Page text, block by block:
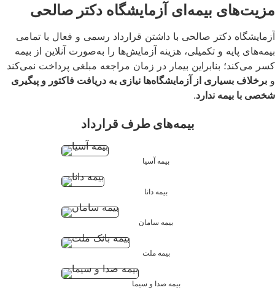
مزیت‌های بیمه‌ای آزمایشگاه دکتر صالحی
آزمایشگاه دکتر صالحی با داشتن قرارداد رسمی و فعال با تمامی
بیمه‌های پایه و تکمیلی، هزینه آزمایش‌ها را به‌صورت آنلاین از بیمه
کسر می‌کند؛ بنابراین بیمار در زمان مراجعه مبلغی پرداخت نمی‌کند
و برخلاف بسیاری از آزمایشگاه‌ها نیازی به دریافت فاکتور و پیگیری
شخصی با بیمه ندارد.
بیمه‌های طرف قرارداد
بیمه آسیا
بیمه دانا
بیمه سامان
بیمه ملت
بیمه صدا و سیما